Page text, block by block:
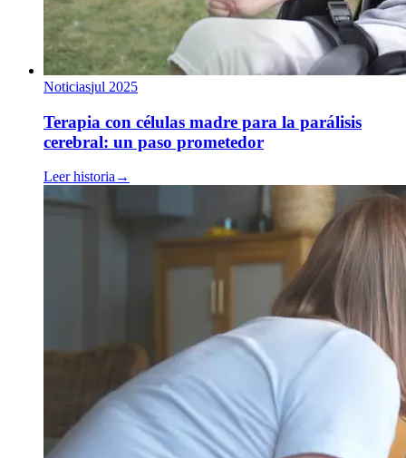
Noticiasjul 2025
Terapia con células madre para la parálisis
cerebral: un paso prometedor
Leer historia →